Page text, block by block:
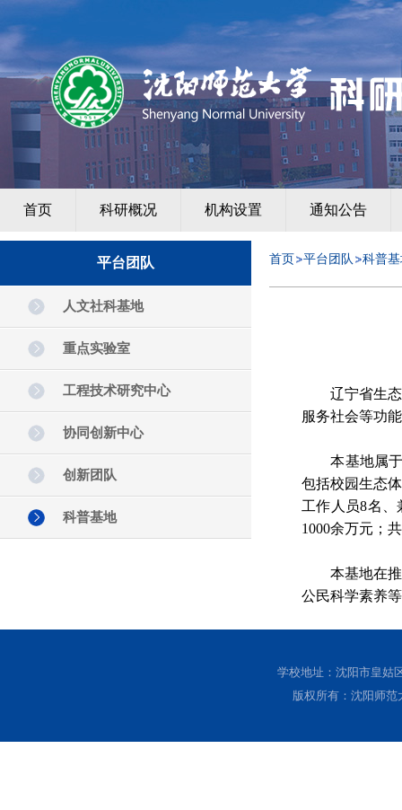
首页 科研概况 机构设置 通知公告
平台团队
人文社科基地
重点实验室
工程技术研究中心
协同创新中心
创新团队
科普基地
首页 平台团队 科普
辽宁省生态环
服务社会等功
本基地属于
包括校园生态
工作人员8名
1000余万元；
本基地在推
公民科学素养
学校地址：沈阳市皇姑
版权所有：沈阳师